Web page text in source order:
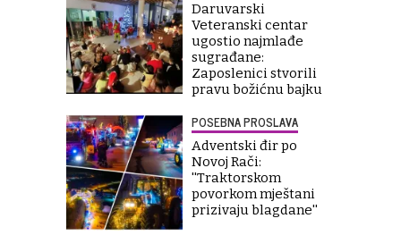
Daruvarski
Veteranski centar
ugostio najmlađe
sugrađane:
Zaposlenici stvorili
pravu božićnu bajku
POSEBNA PROSLAVA
Adventski đir po
Novoj Rači:
''Traktorskom
povorkom mještani
prizivaju blagdane''